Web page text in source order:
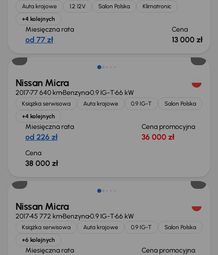
Auta krajowe 1.2 12V Salon Polska
Klimatronic
+4 kolejnych
Miesięczna rata
od 77 zł
Cena
13 000 zł
Świeżo skupione
Nissan Micra
201777 640 kmBenzyna0.9 IG-T66 kW
Książka serwisowa Auta krajowe 0.9 IG-T
Salon Polska
+4 kolejnych
Miesięczna rata
od 226 zł
Cena promocyjna
36 000 zł
Cena
38 000 zł
Świeżo skupione
Nissan Micra
201745 772 kmBenzyna0.9 IG-T66 kW
Książka serwisowa Auta krajowe 0.9 IG-T
Salon Polska
+6 kolejnych
Miesięczna rata Cena promocyjna